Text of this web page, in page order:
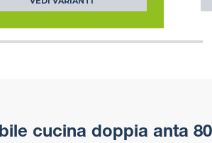
cucina doppia anta 80